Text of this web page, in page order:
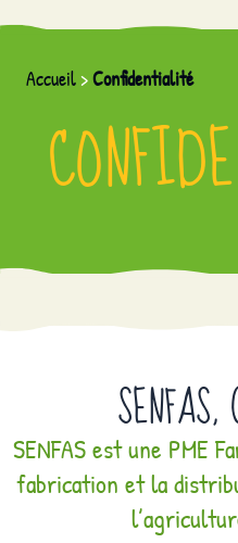
Accueil>Confidentialité
SENFAS est une PME
fabrication et la